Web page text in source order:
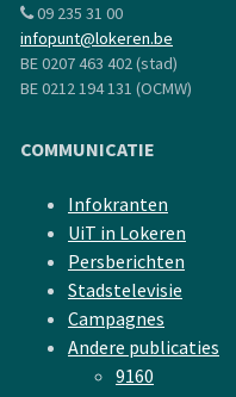
09 235 31 00
infopunt@lokeren.be
BE 0207 463 402 (stad)
BE 0212 194 131 (OCMW)
COMMUNICATIE
Infokranten
UiT in Lokeren
Persberichten
Stadstelevisie
Campagnes
Andere publicaties
9160